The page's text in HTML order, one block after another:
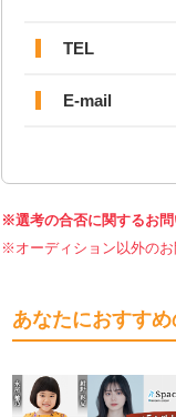
TEL
E-mail
※選考の合否に関するお問
※オーディション以外の
あなたにおすす